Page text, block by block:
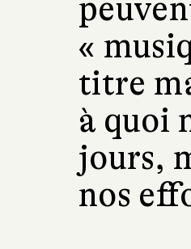
«
titre
à quoi
jours,
nos